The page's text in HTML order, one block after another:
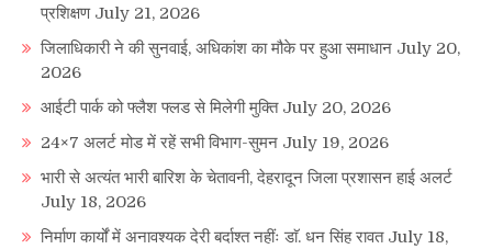
प्रशिक्षण July 21, 2026
जिलाधिकारी ने की सुनवाई, अधिकांश का मौके पर हुआ समाधान July 20,
2026
आईटी पार्क को फ्लैश फ्लड से मिलेगी मुक्ति July 20, 2026
24×7 अलर्ट मोड में रहें सभी विभाग-सुमन July 19, 2026
भारी से अत्यंत भारी बारिश के चेतावनी, देहरादून जिला प्रशासन हाई अलर्ट
July 18, 2026
निर्माण कार्यों में अनावश्यक देरी बर्दाश्त नहींः डाॅ. धन सिंह रावत July 18,